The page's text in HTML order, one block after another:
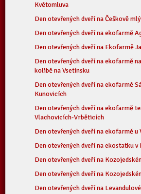
Květomluva
Den otevřených dveří na Češkově
Den otevřených dveří na ekofarmě
Den otevřených dveří na Ekofarmě
Den otevřených dveří na ekofarmě
kolibě na Vsetínsku
Den otevřených dveří na ekofarmě
Kunovicích
Den otevřených dveří na ekofarmě
Vlachovicích-Vrběticích
Den otevřených dveří na ekofarmě u
Den otevřených dveří na ekostatku
Den otevřených dveří na
Den otevřených dveří na
Den otevřených dveří na